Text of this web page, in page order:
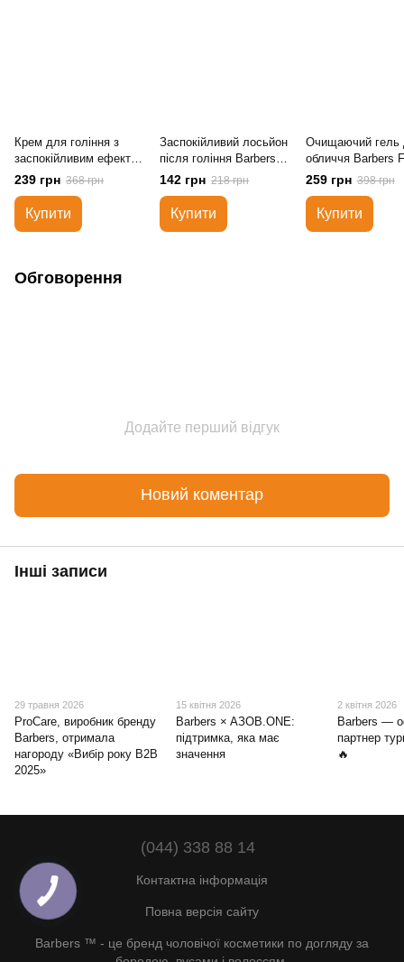
Крем для гоління з
заспокійливим ефектом
Barbers Sandalwood-
Licorice Root 100 мл
239 грн 368 грн
Купити
Заспокійливий лосьйон
після гоління Barbers
London 100 мл
142 грн 218 грн
Купити
Очищаючий гель
обличчя Barbers
Cleanser Gel 150
259 грн 398 грн
Купити
Обговорення
Додайте перший відгук
Новий коментар
Інші записи
29 травня 2026
ProCare, виробник бренду
Barbers, отримала
нагороду «Вибір року B2B
2025»
15 квітня 2026
Barbers × AЗОВ.ONE:
підтримка, яка має
значення
2 квітня 2026
Barbers —
партнер
🔥
(044) 338 88 14
Контактна інформація
Повна версія сайту
Barbers ™ - це бренд чоловічої косметики по догляду за